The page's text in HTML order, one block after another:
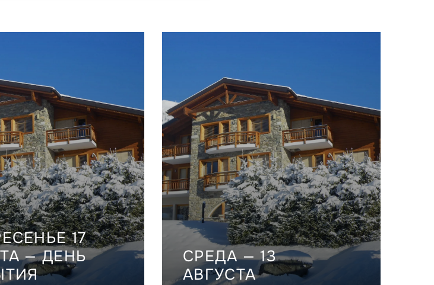
информации.
17
— ДЕНЬ
СРЕДА — 13
АВГУСТА